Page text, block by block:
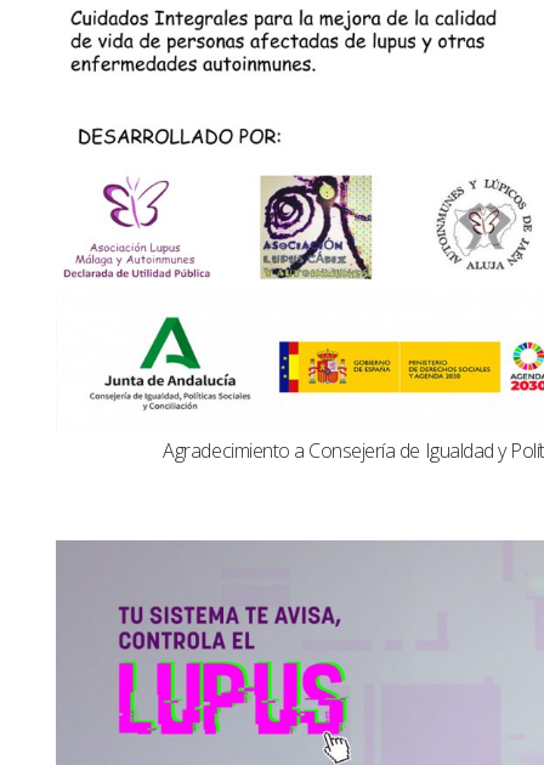
Agradecimiento a Consejería de Igualdad y